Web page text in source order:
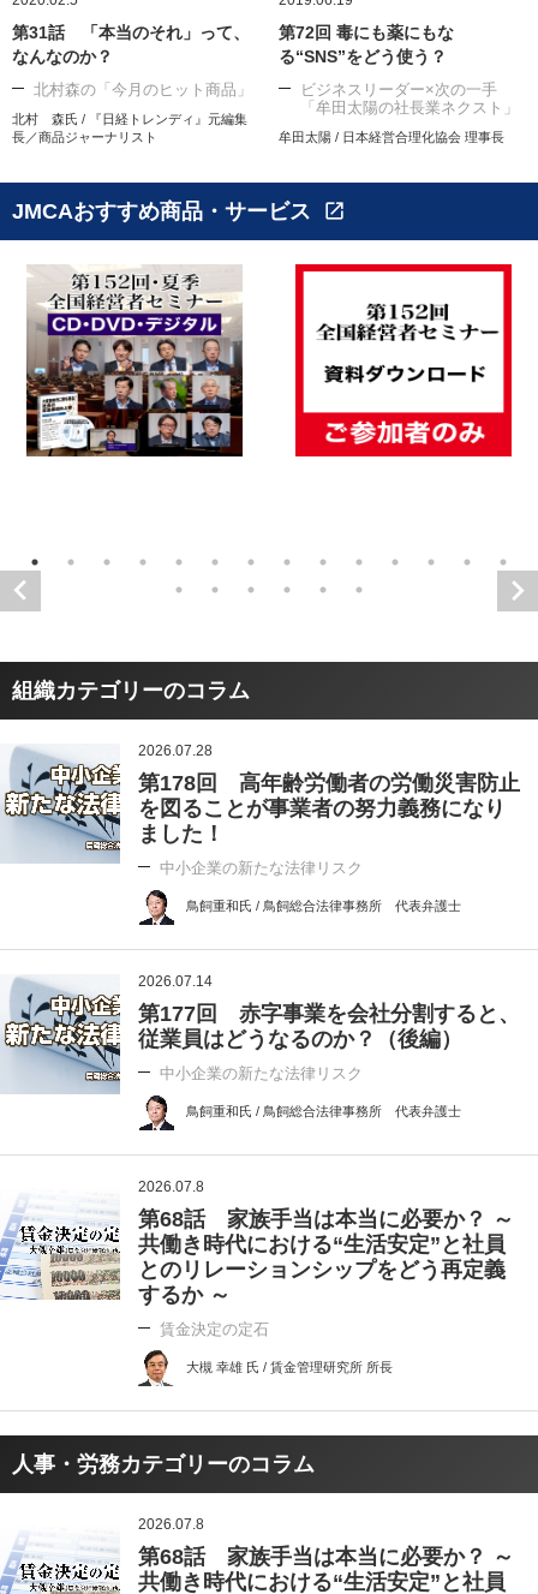
第31話 「本当のそれ」って、
なんなのか？
北村森の「今月のヒット商品」
北村 森氏 / 『日経トレンディ』元編集
長／商品ジャーナリスト
第72回 毒にも薬にもな
る“SNS”をどう使う？
ビジネスリーダー×次の一手
「牟田太陽の社長業ネクスト」
牟田太陽 / 日本経営合理化協会 理事長
JMCAおすすめ商品・サービス open_in_new
組織カテゴリーのコラム
2026.07.28
第178回 高年齢労働者の労働災害防止
を図ることが事業者の努力義務になり
ました！
中小企業の新たな法律リスク
鳥飼重和氏 / 鳥飼総合法律事務所 代表弁護士
2026.07.14
第177回 赤字事業を会社分割すると、
従業員はどうなるのか？（後編）
中小企業の新たな法律リスク
鳥飼重和氏 / 鳥飼総合法律事務所 代表弁護士
2026.07.8
第68話 家族手当は本当に必要か？ ～
共働き時代における“生活安定”と社員
とのリレーションシップをどう再定義
するか ～
賃金決定の定石
大槻 幸雄 氏 / 賃金管理研究所 所長
人事・労務カテゴリーのコラム
2026.07.8
第68話 家族手当は本当に必要か？ ～
共働き時代における“生活安定”と社員